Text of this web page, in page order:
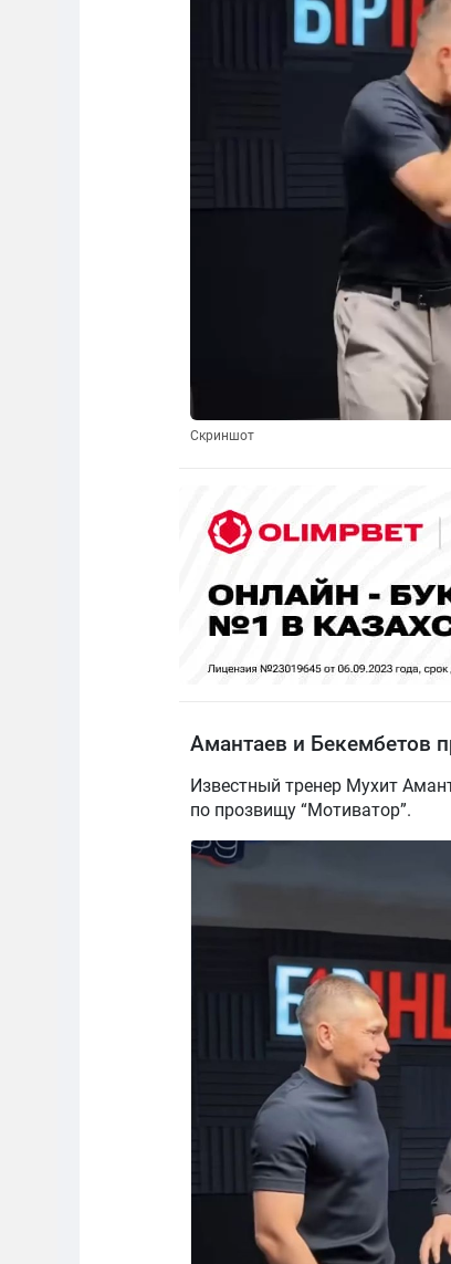
Скриншот
Амантаев и Бекембетов
Известный тренер Мухит
по прозвищу “Мотиватор”.